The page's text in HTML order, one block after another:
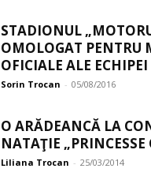
STADIONUL
OMOLOGAT PENTRU
OFICIALE ALE
Sorin Trocan - 05/08/2016
O ARĂDEANCĂ LA
NATAŢIE „PRINCESSE
Liliana Trocan - 25/03/2014